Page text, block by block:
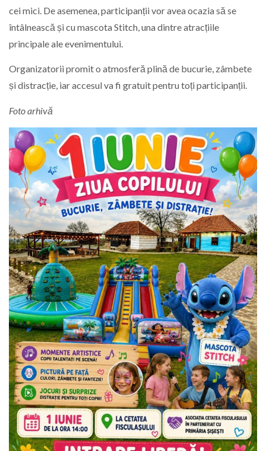
cei mici. De asemenea, participanții vor avea ocazia să se
întâlnească și cu mascota Stitch, una dintre atracțiile
principale ale evenimentului.
Organizatorii promit o atmosferă plină de bucurie, zâmbete
și distracție, iar accesul va fi gratuit pentru toți participanții.
Foto arhivă